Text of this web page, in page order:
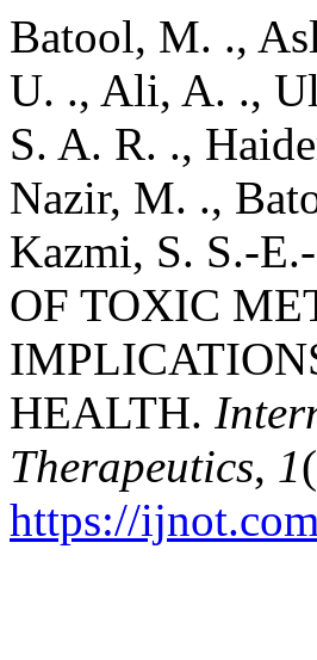
Batool, M. .,
U. ., Ali, A. .,
S. A. R. .,
Nazir, M. .,
Kazmi, S. S.-
OF TOXIC
HEALTH.
Therapeutics, 1
https://